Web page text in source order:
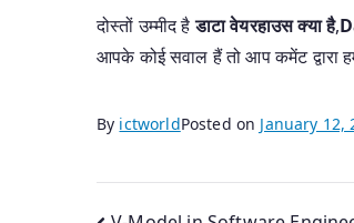
दोस्तों उम्मीद हैडाटा वेयरहाउसक्या है,
आपके कोई सवाल हैं तो आप कमेंट द्वारा
By ictworldPosted on January 12,